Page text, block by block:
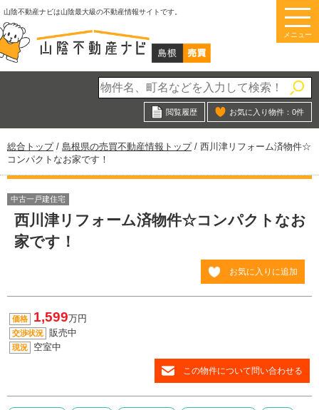
このページの本文へ
山陰不動産ナビは山陰最大級の不動産情報サイトです。
メニュー
閲覧履歴 お気に入り物件： 0件
現
在
の
置：
総合トップ/ 島根県の売買不動産情報トップ/ 西川津リフォーム済物件☆
コンパクトなお家です！
中古一戸建住宅
西川津リフォーム済物件☆コンパクトなお
家です！
お気に入りに追加
価格 1,599万円
交渉状況 販売中
現況 空室中
この物件について問い合わせる